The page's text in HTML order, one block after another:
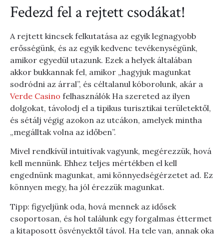
Fedezd fel a rejtett csodákat!
A rejtett kincsek felkutatása az egyik legnagyobb
erősségünk, és az egyik kedvenc tevékenységünk,
amikor egyedül utazunk. Ezek a helyek általában
akkor bukkannak fel, amikor „hagyjuk magunkat
sodródni az árral”, és céltalanul kóborolunk, akár a
Verde Casino felhasználók Ha szereted az ilyen
dolgokat, távolodj el a tipikus turisztikai területektől,
és sétálj végig azokon az utcákon, amelyek mintha
„megálltak volna az időben”.
Mivel rendkívül intuitívak vagyunk, megérezzük, hová
kell mennünk. Ehhez teljes mértékben el kell
engednünk magunkat, ami könnyedségérzetet ad. Ez
könnyen megy, ha jól érezzük magunkat.
Tipp: figyeljünk oda, hová mennek az idősek
csoportosan, és hol találunk egy forgalmas éttermet
a kitaposott ösvényektől távol. Ha tele van, annak oka